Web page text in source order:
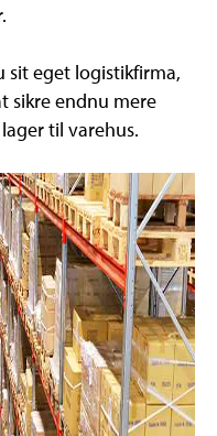
eget logistikfirma,
sikre endnu mere
til varehus.